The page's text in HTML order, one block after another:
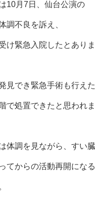
10月7日、仙台公演の
調不良を訴え、
け緊急入院したとありま
見でき緊急手術も行えた
で処置できたと思われま
体調を見ながら、すい
てからの活動再開になる